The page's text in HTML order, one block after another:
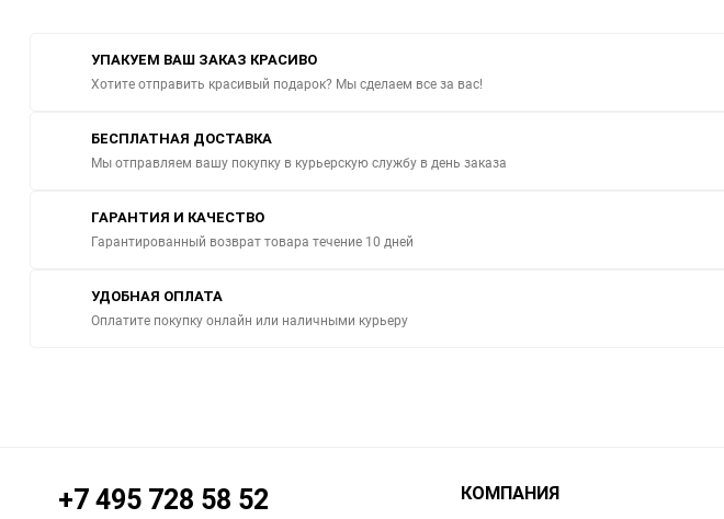
УПАКУЕМ ВАШ ЗАКАЗ КРАСИВО
Хотите отправить красивый подарок? Мы сделаем все за вас!
БЕСПЛАТНАЯ ДОСТАВКА
Мы отправляем вашу покупку в курьерскую службу в день заказа
ГАРАНТИЯ И КАЧЕСТВО
Гарантированный возврат товара течение 10 дней
УДОБНАЯ ОПЛАТА
Оплатите покупку онлайн или наличными курьеру
+7 495 728 58 52 КОМПАНИЯ